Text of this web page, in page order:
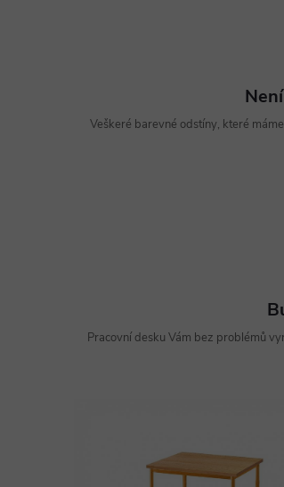
Veškeré barevné odstíny, které
Pracovní desku Vám bez problémů